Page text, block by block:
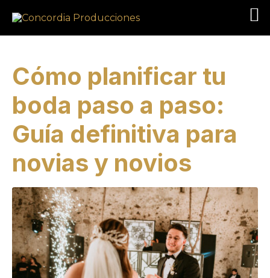
Cómo planificar tu
boda paso a paso:
Guía definitiva para
novias y novios